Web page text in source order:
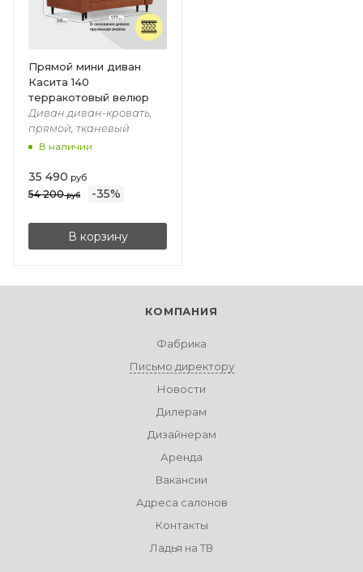
Прямой мини диван
Касита 140
терракотовый велюр
Диван диван-кровать,
прямой, тканевый
В наличии
35 490 руб
54 200руб -35%
В корзину
КОМПАНИЯ
Фабрика
Письмо директору
Новости
Дилерам
Дизайнерам
Аренда
Вакансии
Адреса салонов
Контакты
Ладья на ТВ